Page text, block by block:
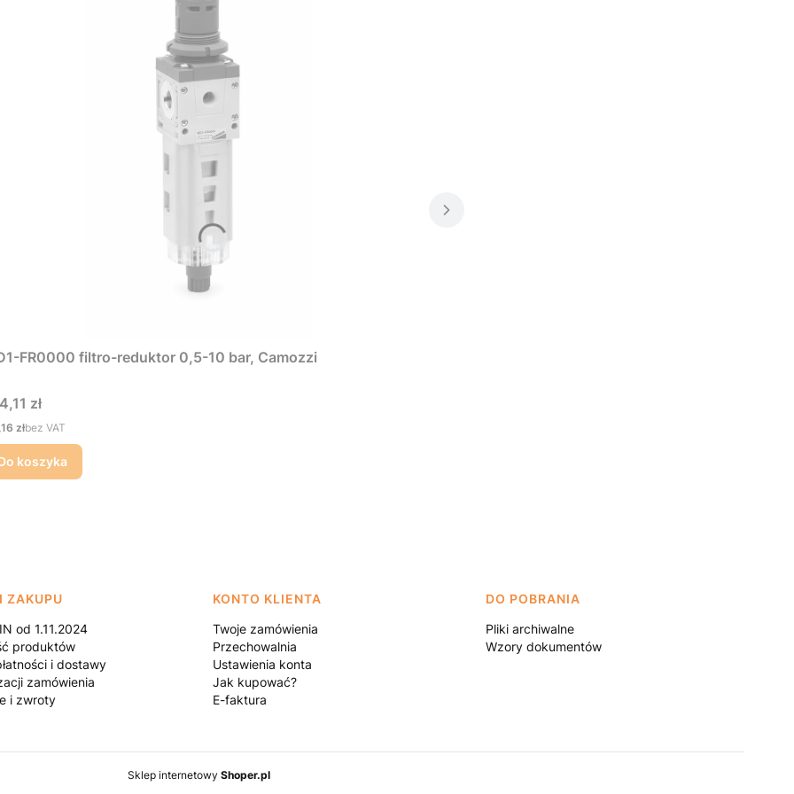
FR0000 filtro-reduktor 0,5-10 bar, Camozzi
zł
złbez VAT
koszyka
ZAKUPU
od 1.11.2024
produktów
i dostawy
zamówienia
i zwroty
KONTO KLIENTA
Twoje zamówienia
Przechowalnia
Ustawienia konta
Jak kupować?
E-faktura
DO POBRANIA
Pliki archiwalne
Wzory dokumentów
Sklep internetowy Shoper.pl